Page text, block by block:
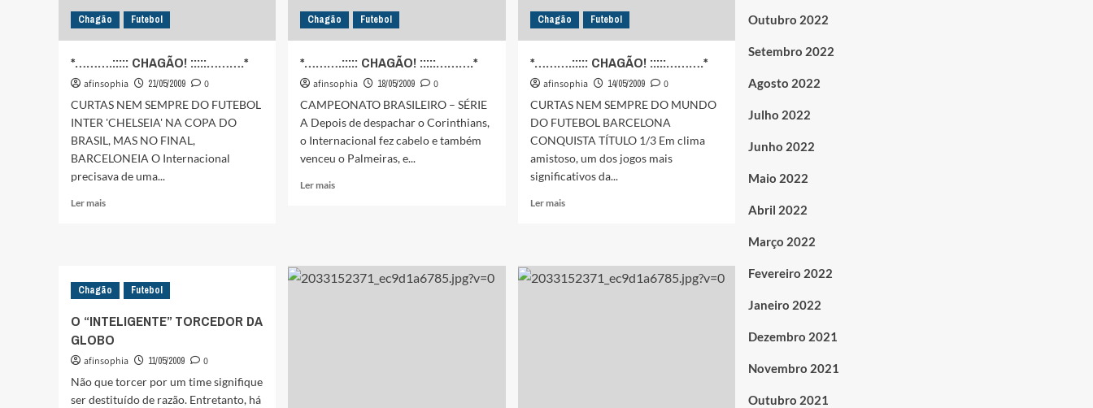
Chagão Futebol
*……….::::: CHAGÃO! :::::……….*
afinsophia 21/05/2009
0
CURTAS NEM SEMPRE DO FUTEBOL
INTER 'CHELSEIA' NA COPA DO
BRASIL, MAS NO FINAL,
BARCELONEIA O Internacional
precisava de uma...
Ler maisLeia
……….*
Chagão Futebol
*……….::::: CHAGÃO! :::::……….*
afinsophia 18/05/2009
0
CAMPEONATO BRASILEIRO – SÉRIE
A Depois de despachar o Corinthians,
o Internacional fez cabelo e também
venceu o Palmeiras, e...
Ler maisLeia
……….*
Chagão Futebol
*……….::::: CHAGÃO! :::::……….*
afinsophia 14/05/2009
0
CURTAS NEM SEMPRE DO MUNDO
DO FUTEBOL BARCELONA
CONQUISTA TÍTULO 1/3 Em clima
amistoso, um dos jogos mais
significativos da...
Ler maisLeia
:::::
Chagão Futebol
O “INTELIGENTE” TORCEDOR DA
GLOBO
afinsophia 11/05/2009
0
Não que torcer por um time signifique
ser destituído de razão. Entretanto, há
Outubro 2022
Setembro 2022
Agosto 2022
Julho 2022
Junho 2022
Maio 2022
Abril 2022
Março 2022
Fevereiro 2022
Janeiro 2022
Dezembro 2021
Novembro 2021
Outubro 2021